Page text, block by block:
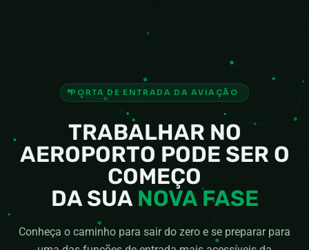
PORTA DE ENTRADA DA AVIAÇÃO
TRABALHAR NO
AEROPORTO PODE SER O
COMEÇO
DA SUA NOVA FASE
Conheça o caminho para sair do zero e se preparar para